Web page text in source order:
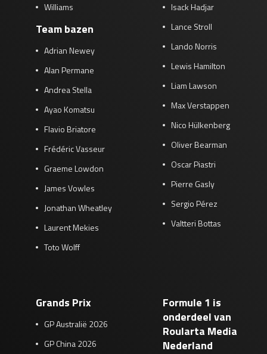
Williams
Team bazen
Adrian Newey
Alan Permane
Andrea Stella
Ayao Komatsu
Flavio Briatore
Frédéric Vasseur
Graeme Lowdon
James Vowles
Jonathan Wheatley
Laurent Mekies
Toto Wolff
Isack Hadjar
Lance Stroll
Lando Norris
Lewis Hamilton
Liam Lawson
Max Verstappen
Nico Hülkenberg
Oliver Bearman
Oscar Piastri
Pierre Gasly
Sergio Pérez
Valtteri Bottas
Grands Prix
GP Australië 2026
GP China 2026
Formule 1 is
onderdeel van
Roularta Media
Nederland